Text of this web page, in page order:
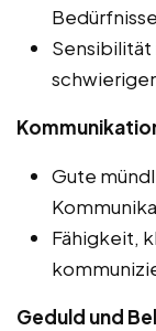
Sensibilität
Gute
Fähigkeit,
Geduld und